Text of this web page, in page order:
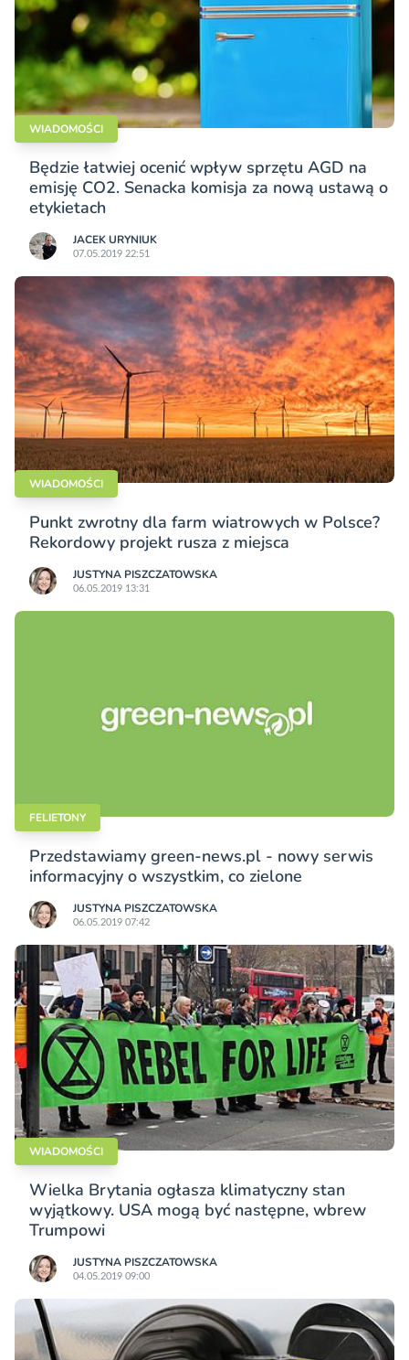
WIADOMOŚCI
Będzie łatwiej ocenić wpływ sprzętu AGD na
emisję CO2. Senacka komisja za nową ustawą o
etykietach
JACEK URYNIUK
07.05.2019 22:51
WIADOMOŚCI
Punkt zwrotny dla farm wiatrowych w Polsce?
Rekordowy projekt rusza z miejsca
JUSTYNA PISZCZATOWSKA
06.05.2019 13:31
FELIETONY
Przedstawiamy green-news.pl - nowy serwis
informacyjny o wszystkim, co zielone
JUSTYNA PISZCZATOWSKA
06.05.2019 07:42
WIADOMOŚCI
Wielka Brytania ogłasza klimatyczny stan
wyjątkowy. USA mogą być następne, wbrew
Trumpowi
JUSTYNA PISZCZATOWSKA
04.05.2019 09:00